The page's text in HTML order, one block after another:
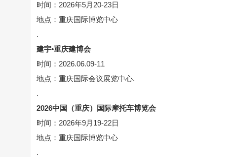
时间：2026年5月20-23日
地点：重庆国际博览中心
.
建宇•重庆建博会
时间：2026.06.09-11
地点：重庆国际会议展览中心.
.
2026中国（重庆）国际摩托车博览会
时间：2026年9月19-22日
地点：重庆国际博览中心
.